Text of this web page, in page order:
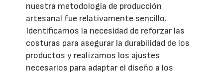
nuestra metodología de producción
artesanal fue relativamente sencillo.
Identificamos la necesidad de reforzar las
costuras para asegurar la durabilidad de los
productos y realizamos los ajustes
necesarios para adaptar el diseño a los